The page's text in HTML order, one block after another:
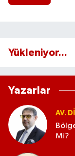
Yükleniyor...
Yazarlar
AV.
Mi?